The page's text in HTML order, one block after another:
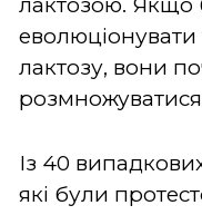
лактозу, вони
Із 40
які були